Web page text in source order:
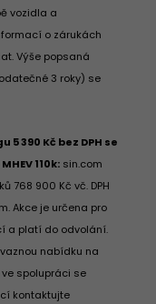
vozidla a
o zárukách
Výše popsaná
3 roky) se
390 Kč bez DPH se
110k: sin.com
768 900 Kč vč. DPH
Akce je určena pro
a platí do odvolání.
nabídku na
spolupráci se
kontaktujte